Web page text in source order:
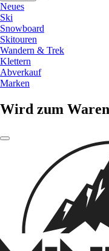
Neues
Ski
Snowboard
Skitouren
Wandern & Trek
Klettern
Abverkauf
Marken
Wird zum